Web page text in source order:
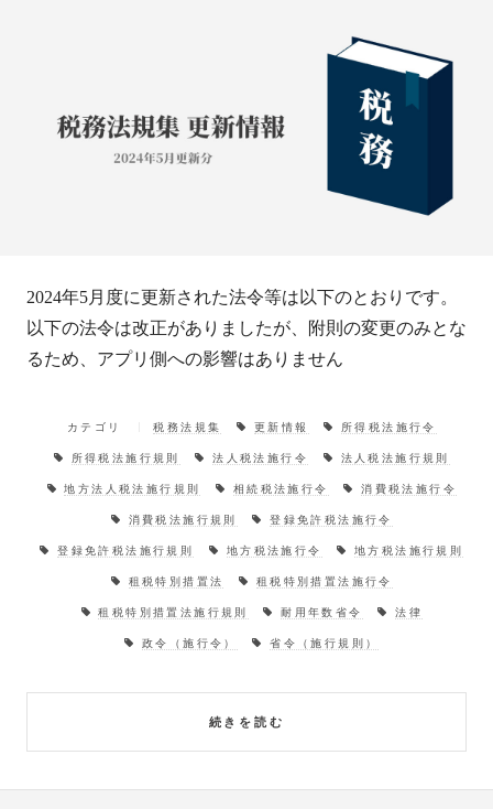
2024年5月度に更新された法令等は以下のとおりです。
以下の法令は改正がありましたが、附則の変更のみとな
るため、アプリ側への影響はありません
続きを読む
カテゴリ 税務法規集 更新情報 所得税法施行令
所得税法施行規則 法人税法施行令 法人税法施行規則
地方法人税法施行規則 相続税法施行令 消費税法施行令
消費税法施行規則 登録免許税法施行令
登録免許税法施行規則 地方税法施行令 地方税法施行規則
租税特別措置法 租税特別措置法施行令
租税特別措置法施行規則 耐用年数省令 法律
政令（施行令） 省令（施行規則）